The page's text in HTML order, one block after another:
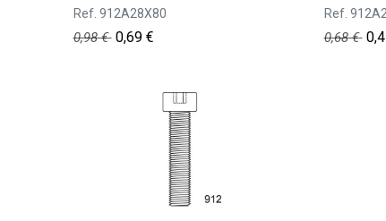
Ref. 912A28X80
0,98€ 0,69€
Ref.
0,68€